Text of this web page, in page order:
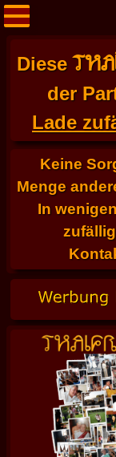
Diese
der
Lade
Keine
Menge
In